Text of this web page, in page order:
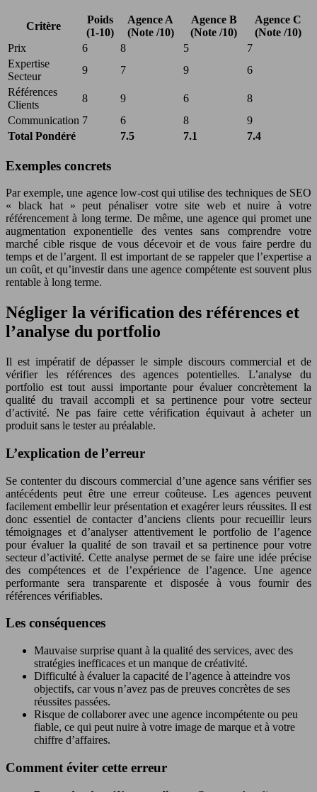
Critère
Poids
(1-10)
Agence A
(Note /10)
Agence B
(Note /10)
Agence C
(Note /10)
Prix
6 8 5
7
Expertise
Secteur
9 7 9
6
Références
Clients
8 9 6
8
Communication 7 6 8
9
Total Pondéré
7.5 7.1 7.4
Exemples concrets
Par exemple, une agence low-cost qui utilise des techniques de SEO
« black hat » peut pénaliser votre site web et nuire à votre
référencement à long terme. De même, une agence qui promet une
augmentation exponentielle des ventes sans comprendre votre
marché cible risque de vous décevoir et de vous faire perdre du
temps et de l’argent. Il est important de se rappeler que l’expertise a
un coût, et qu’investir dans une agence compétente est souvent plus
rentable à long terme.
Négliger la vérification des références et
l’analyse du portfolio
Il est impératif de dépasser le simple discours commercial et de
vérifier les références des agences potentielles. L’analyse du
portfolio est tout aussi importante pour évaluer concrètement la
qualité du travail accompli et sa pertinence pour votre secteur
d’activité. Ne pas faire cette vérification équivaut à acheter un
produit sans le tester au préalable.
L’explication de l’erreur
Se contenter du discours commercial d’une agence sans vérifier ses
antécédents peut être une erreur coûteuse. Les agences peuvent
facilement embellir leur présentation et exagérer leurs réussites. Il est
donc essentiel de contacter d’anciens clients pour recueillir leurs
témoignages et d’analyser attentivement le portfolio de l’agence
pour évaluer la qualité de son travail et sa pertinence pour votre
secteur d’activité. Cette analyse permet de se faire une idée précise
des compétences et de l’expérience de l’agence. Une agence
performante sera transparente et disposée à vous fournir des
références vérifiables.
Les conséquences
Mauvaise surprise quant à la qualité des services, avec des
stratégies inefficaces et un manque de créativité.
Difficulté à évaluer la capacité de l’agence à atteindre vos
objectifs, car vous n’avez pas de preuves concrètes de ses
réussites passées.
Risque de collaborer avec une agence incompétente ou peu
fiable, ce qui peut nuire à votre image de marque et à votre
chiffre d’affaires.
Comment éviter cette erreur